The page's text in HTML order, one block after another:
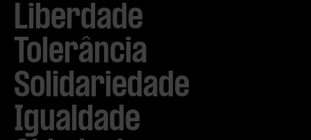
Liberdade
Tolerância
Solidariedade
Igualdade